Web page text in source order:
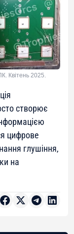
Квітень 2025.
створює
цифрове
глушіння,
на